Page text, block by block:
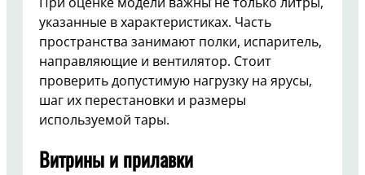
указанные в характеристиках. Часть
пространства занимают полки, испаритель,
направляющие и вентилятор. Стоит
проверить допустимую нагрузку на ярусы,
шаг их перестановки и размеры
используемой тары.
Витрины и прилавки